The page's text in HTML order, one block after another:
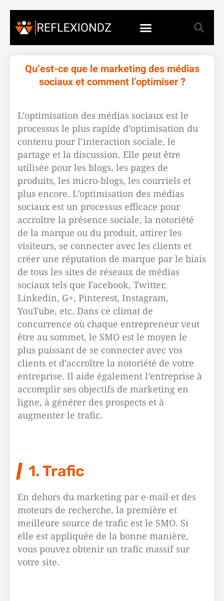
Qu’est-ce que le marketing des médias
sociaux et comment l’optimiser ?
L’optimisation des médias sociaux est le
processus le plus rapide d’optimisation du
contenu pour l’interaction sociale, le
partage et la discussion. Elle peut être
utilisée pour les blogs, les pages de
produits, les micro-blogs, les courriels et
plus encore. L’optimisation des médias
sociaux est un processus efficace pour
accroître la présence sociale, la notoriété
de la marque ou du produit, attirer les
visiteurs, se connecter avec les clients et
créer une réputation de marque par le biais
de tous les sites de réseaux de médias
sociaux tels que Facebook, Twitter,
Linkedin, G+, Pinterest, Instagram,
YouTube, etc. Dans ce climat de
concurrence où chaque entrepreneur veut
être au sommet, le SMO est le moyen le
plus puissant de se connecter avec vos
clients et d’accroître la notoriété de votre
entreprise. Il aide également l’entreprise à
accomplir ses objectifs de marketing en
ligne, à générer des prospects et à
augmenter le trafic.
1. Trafic
En dehors du marketing par e-mail et des
moteurs de recherche, la première et
meilleure source de trafic est le SMO. Si
elle est appliquée de la bonne manière,
vous pouvez obtenir un trafic massif sur
votre site.